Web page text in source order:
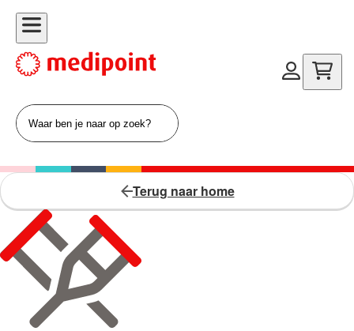
Terug naar home